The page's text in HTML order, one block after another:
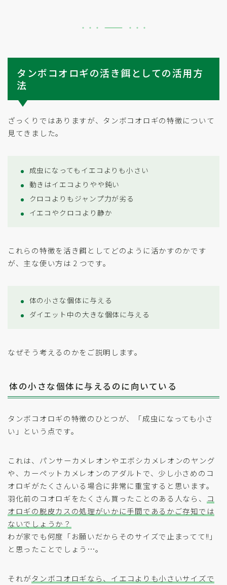
タンボコオロギの活き餌としての活用方
法
ざっくりではありますが、タンボコオロギの特徴について
見てきました。
成虫になってもイエコよりも小さい
動きはイエコよりやや鈍い
クロコよりもジャンプ力が劣る
イエコやクロコより静か
これらの特徴を活き餌としてどのように活かすのかです
が、主な使い方は 2 つです。
体の小さな個体に与える
ダイエット中の大きな個体に与える
なぜそう考えるのかをご説明します。
体の小さな個体に与えるのに向いている
タンボコオロギの特徴のひとつが、「成虫になっても小さ
い」という点です。
これは、パンサーカメレオンやエボシカメレオンのヤング
や、カーペットカメレオンのアダルトで、少し小さめのコ
オロギがたくさんいる場合に非常に重宝すると思います。
羽化前のコオロギをたくさん買ったことのある人なら、
コ
オロギの脱皮カスの処理がいかに手間であるかご存知では
ないでしょうか？
わが家でも何度「お願いだからそのサイズで止まってて!!」
と思ったことでしょう…。
それがタンボコオロギなら、イエコよりも小さいサイズで